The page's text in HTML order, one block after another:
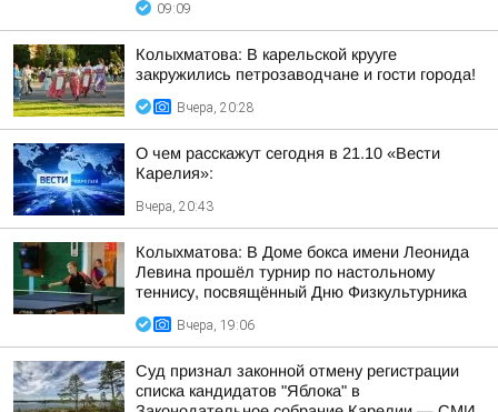
09:09
Колыхматова: В карельской крууге
закружились петрозаводчане и гости города!
Вчера, 20:28
О чем расскажут сегодня в 21.10 «Вести
Карелия»:
Вчера, 20:43
Колыхматова: В Доме бокса имени Леонида
Левина прошёл турнир по настольному
теннису, посвящённый Дню Физкультурника
Вчера, 19:06
Суд признал законной отмену регистрации
списка кандидатов "Яблока" в